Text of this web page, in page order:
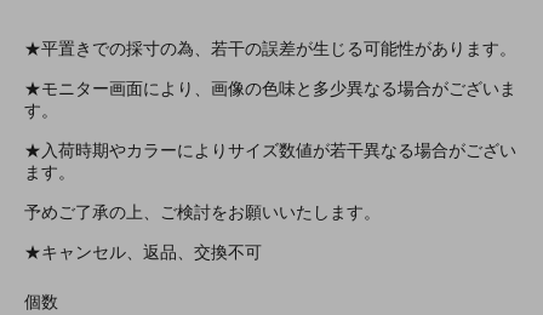
★平置きでの採寸の為、若干の誤差が生じる可能性があります。
★モニター画面により、画像の色味と多少異なる場合がございま
す。
★入荷時期やカラーによりサイズ数値が若干異なる場合がござい
ます。
予めご了承の上、ご検討をお願いいたします。
★キャンセル、返品、交換不可
個数